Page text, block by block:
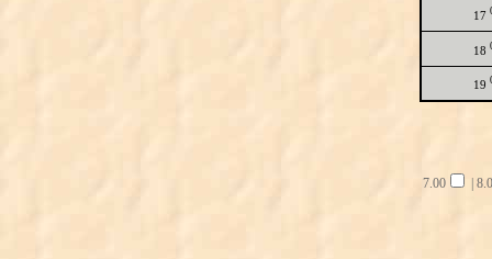
17
18
19
7.00